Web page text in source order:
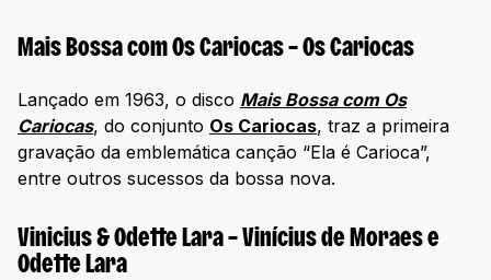
Mais Bossa com Os Cariocas – Os Cariocas
Lançado em 1963, o disco Mais Bossa com Os
Cariocas, do conjunto Os Cariocas, traz a primeira
gravação da emblemática canção “Ela é Carioca”,
entre outros sucessos da bossa nova.
Vinicius & Odette Lara – Vinícius de Moraes e
Odette Lara